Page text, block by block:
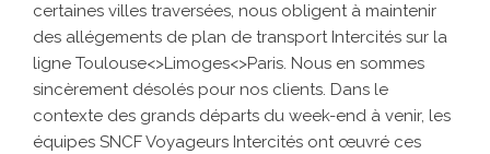
certaines villes traversées, nous obligent à maintenir
des allégements de plan de transport Intercités sur la
ligne Toulouse<>Limoges<>Paris. Nous en sommes
sincèrement désolés pour nos clients. Dans le
contexte des grands départs du week-end à venir, les
équipes SNCF Voyageurs Intercités ont œuvré ces